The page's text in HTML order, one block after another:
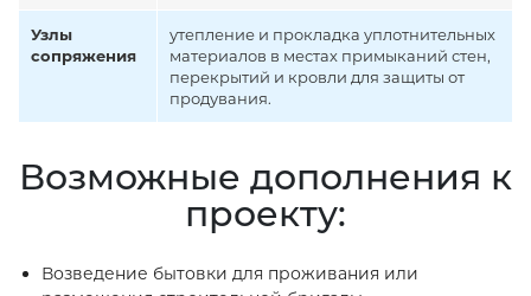
Узлы
сопряжения
утепление и прокладка уплотнительных
материалов в местах примыканий стен,
перекрытий и кровли для защиты от
продувания.
Возможные дополнения к
проекту:
Возведение бытовки для проживания или